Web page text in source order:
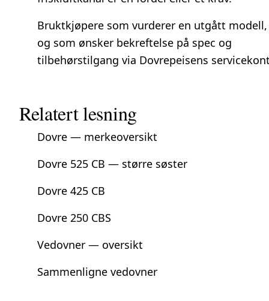
Bruktkjøpere som vurderer en utgått modell,
og som ønsker bekreftelse på spec og
tilbehørstilgang via Dovrepeisens
Relatert lesning
Dovre — merkeoversikt
Dovre 525 CB — større søster
Dovre 425 CB
Dovre 250 CBS
Vedovner — oversikt
Sammenligne vedovner